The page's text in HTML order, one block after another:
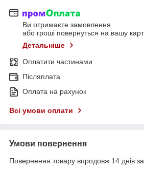
Ви отримаєте замовлення
або гроші повернуться на вашу
Детальніше
Оплатити частинами
Післяплата
Оплата на рахунок
Всі умови оплати
Умови повернення
Повернення товару впродовж 14 днів